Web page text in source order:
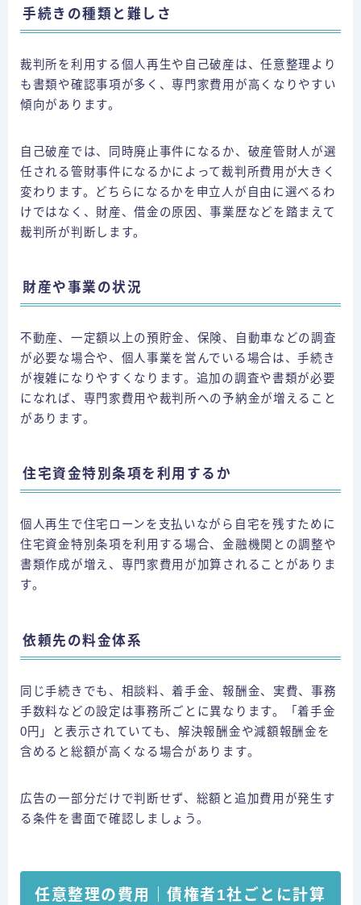
手続きの種類と難しさ
裁判所を利用する個人再生や自己破産は、任意整理より
も書類や確認事項が多く、専門家費用が高くなりやすい
傾向があります。
自己破産では、同時廃止事件になるか、破産管財人が選
任される管財事件になるかによって裁判所費用が大きく
変わります。どちらになるかを申立人が自由に選べるわ
けではなく、財産、借金の原因、事業歴などを踏まえて
裁判所が判断します。
財産や事業の状況
不動産、一定額以上の預貯金、保険、自動車などの調査
が必要な場合や、個人事業を営んでいる場合は、手続き
が複雑になりやすくなります。追加の調査や書類が必要
になれば、専門家費用や裁判所への予納金が増えること
があります。
住宅資金特別条項を利用するか
個人再生で住宅ローンを支払いながら自宅を残すために
住宅資金特別条項を利用する場合、金融機関との調整や
書類作成が増え、専門家費用が加算されることがありま
す。
依頼先の料金体系
同じ手続きでも、相談料、着手金、報酬金、実費、事務
手数料などの設定は事務所ごとに異なります。「着手金
0円」と表示されていても、解決報酬金や減額報酬金を
含めると総額が高くなる場合があります。
広告の一部分だけで判断せず、総額と追加費用が発生す
る条件を書面で確認しましょう。
任意整理の費用｜債権者1社ごとに計算